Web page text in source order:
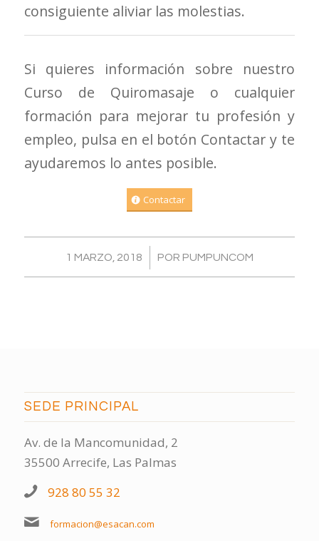
consiguiente aliviar las molestias.
Si quieres información sobre nuestro
Curso de Quiromasaje o cualquier
formación para mejorar tu profesión y
empleo, pulsa en el botón Contactar y te
ayudaremos lo antes posible.
Contactar
1 MARZO, 2018
/ POR PUMPUNCOM
SEDE PRINCIPAL
Av. de la Mancomunidad, 2
35500 Arrecife, Las Palmas
928 80 55 32
formacion@esacan.com